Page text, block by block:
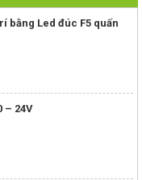
bằng Led đúc F5 quấn
– 24V